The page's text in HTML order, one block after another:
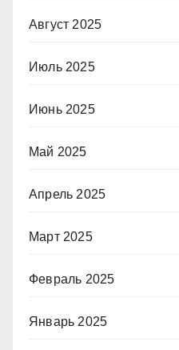
Август 2025
Июль 2025
Июнь 2025
Май 2025
Апрель 2025
Март 2025
Февраль 2025
Январь 2025